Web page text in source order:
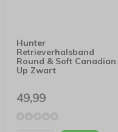
Hunter
Retrieverhalsband
Round & Soft Canadian
Up Zwart
49,99